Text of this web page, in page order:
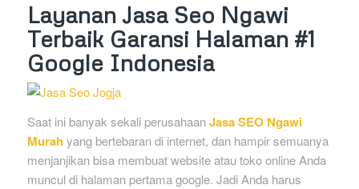
Layanan Jasa Seo Ngawi
Terbaik Garansi Halaman #1
Google Indonesia
Saat ini banyak sekali perusahaanJasa SEO Ngawi
Murahyang bertebaran di internet, dan hampir semuanya
menjanjikan bisa membuat website atau toko online Anda
muncul di halaman pertama google. Jadi Anda harus